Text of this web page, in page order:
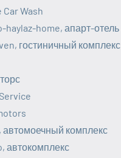
Car Wash
haylaz-home, апарт-отель
гостиничный комплекс
автомоечный комплекс
автокомплекс